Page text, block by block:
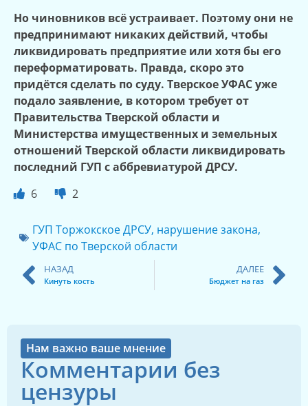
Но чиновников всё устраивает. Поэтому они не
предпринимают никаких действий, чтобы
ликвидировать предприятие или хотя бы его
переформатировать. Правда, скоро это
придётся сделать по суду. Тверское УФАС уже
подало заявление, в котором требует от
Правительства Тверской области и
Министерства имущественных и земельных
отношений Тверской области ликвидировать
последний ГУП с аббревиатурой ДРСУ.
6
2
ГУП Торжокское ДРСУ, нарушение закона,
УФАС по Тверской области
НАЗАД
Кинуть кость
ДАЛЕЕ
Бюджет на газ
Нам важно ваше мнение
Комментарии без
цензуры